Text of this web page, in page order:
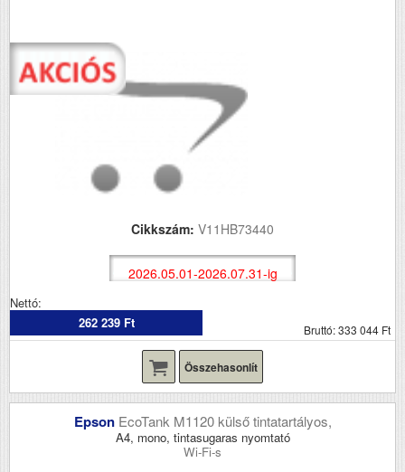
Cikkszám: V11HB73440
2026.05.01-2026.07.31-ig
Nettó:
262 239 Ft
Bruttó: 333 044 Ft
Összehasonlít
Epson EcoTank M1120 külső tintatartályos,
A4, mono, tintasugaras nyomtató
Wi-Fi-s